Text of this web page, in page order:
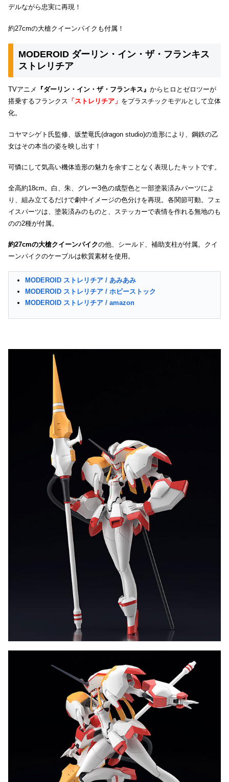
デルながら忠実に再現！
約27cmの大槍クイーンパイクも付属！
MODEROID ダーリン・イン・ザ・フランキス
ストレリチア
TVアニメ 『ダーリン・イン・ザ・フランキス』 からヒロとゼロツーが
搭乗するフランクス 「ストレリチア」 をプラスチックモデルとして立体
化。
コヤマシゲト氏監修、坂埜竜氏(dragon studio)の造形により、鋼鉄の乙
女はその本当の姿を映し出す！
可憐にして気高い機体造形の魅力を余すことなく表現したキットです。
全高約18cm。白、朱、グレー3色の成型色と一部塗装済みパーツによ
り、組み立てるだけで劇中イメージの色分けを再現。各関節可動。フェ
イスパーツは、塗装済みのものと、ステッカーで表情を作れる無地のも
のの2種が付属。
約27cmの大槍クイーンパイクの他、シールド、補助支柱が付属。クイ
ーンパイクのケーブルは軟質素材を使用。
MODEROID ストレリチア / あみあみ
MODEROID ストレリチア / ホビーストック
MODEROID ストレリチア / amazon